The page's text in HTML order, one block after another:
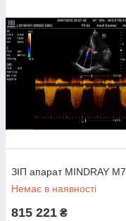
ЗІП апарат MINDRAY M7
Немає в наявності
815 221 ₴